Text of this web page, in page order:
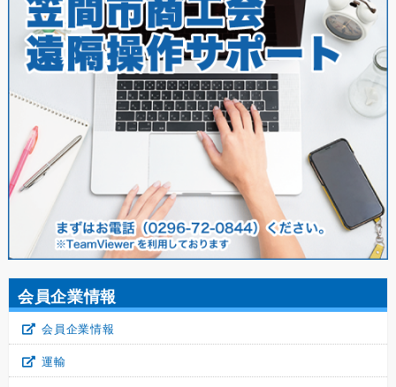
会員企業情報
会員企業情報
運輸